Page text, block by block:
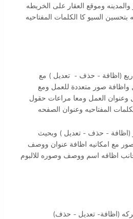
وموقع العقار على الخريطه
السيو كا الكلمات المفتاحيه
(اظافة - حذف - تعديل ) مع
واظافة صور متعددة للعمل ومع
وعنوان العمل ومعا مراعات حقول
المفتاحيه وعنوان الصفحه
(اظافة - حذف - تعديل ) وبحيث
مع امكانيه اظافة عنوان ووصف
اظافه اسم ووصف وصوره للالبوم
(اظافة- تعديل - حذف)